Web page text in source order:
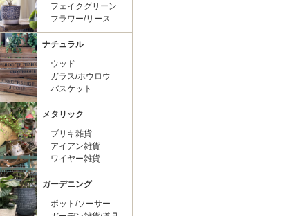
フェイクグリーン
フラワー/リース
ナチュラル
ウッド
ガラス/ホウロウ
バスケット
メタリック
ブリキ雑貨
アイアン雑貨
ワイヤー雑貨
ガーデニング
ポット/ソーサー